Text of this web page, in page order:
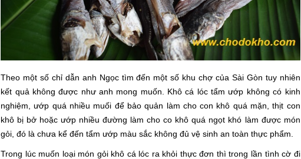
Theo một số chỉ dẫn anh Ngọc tìm đến một số khu chợ của Sài Gòn tuy nhiên
kết quả không được như anh mong muốn. Khô cá lóc tẩm ướp không có kinh
nghiệm, ướp quá nhiều muối để bảo quản làm cho con khô quá mặn, thịt con
khô bị bở hoặc ướp nhiều đường làm cho co khô quá ngọt khó làm được món
gỏi, đó là chưa kể đến tẩm ướp màu sắc không đủ vệ sinh an toàn thực phẩm.
Trong lúc muốn loại món gỏi khô cá lóc ra khỏi thực đơn thì trong lần tình cờ đi